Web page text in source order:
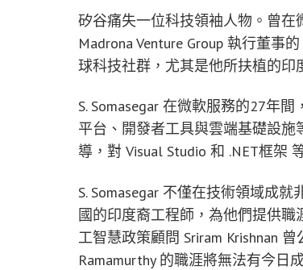
矽谷痛失一位科技領袖人物。曾
Madrona Venture Group 執行董事
球科技社群，尤其是他所扶植的印
S. Somasegar 在微軟服務的27年
平台、開發者工具與雲端基礎設
導，對 Visual Studio 和 .NET框架
S. Somasegar 不僅在技術領域成
國的印度裔工程師，為他們提供
工智慧政策顧問 Sriram Krishnan
Ramamurthy 的職涯將無法有今日